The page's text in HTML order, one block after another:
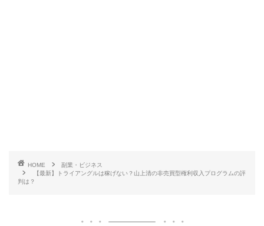
HOME
副業・ビジネス
【最新】トライアングルは稼げない？山上清の非売買型権利収入プログラムの評
判は？